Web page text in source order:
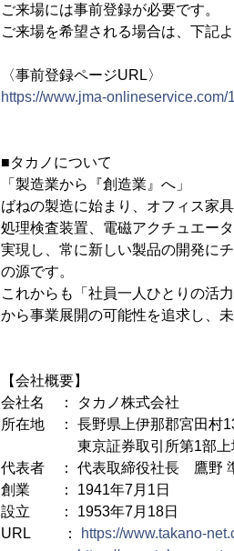
ご来場には事前登録が必要です。
ご来場を希望される場合は、下記
〈事前登録ページURL〉
https://www.jma-
■タカノについて
「製造業から『創造業』へ」
ばねの製造に始まり、オフィス家
処理検査装置、電磁アクチュエー
実現し、常に新しい製品の開発に
の源です。
これからも「社員一人ひとりの活
から事業展開の可能性を追求し、
【会社概要】
会社名 ： タカノ株式会社
所在地 ： 長野県上伊那郡宮田村
東京証券取引所第1部上場(
代表者 ： 代表取締役社長 鷹野
創業 ： 1941年7月1日
設立 ： 1953年7月18日
URL ：
https://www.takano-